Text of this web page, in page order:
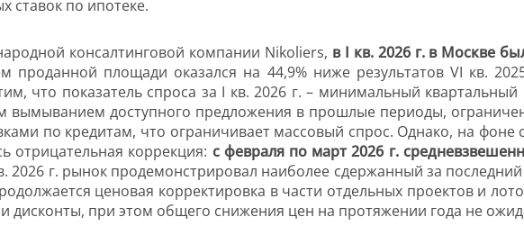
ставок по ипотеке.
консалтинговой компании Nikoliers, в I кв. 2026 г. в Москве
проданной площади оказался на 44,9% ниже результатов VI кв.
что показатель спроса за I кв. 2026 г. – минимальный квартальный
вымыванием доступного предложения в прошлые периоды,
по кредитам, что ограничивает массовый спрос. Однако, на фоне
отрицательная коррекция: с февраля по март 2026 г.
2026 г. рынок продемонстрировал наиболее сдержанный за последний
ценовая корректировка в части отдельных проектов и
дисконты, при этом общего снижения цен на протяжении года не